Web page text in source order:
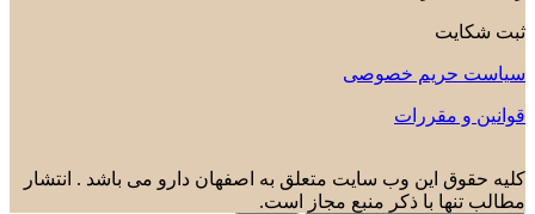
ثبت شکایت
سیاست حریم خصوصی
قوانین و مقررات
کلیه حقوق این وب سایت متعلق به اصفهان دارو می باشد . انتشار
مطالب تنها با ذکر منبع مجاز است.